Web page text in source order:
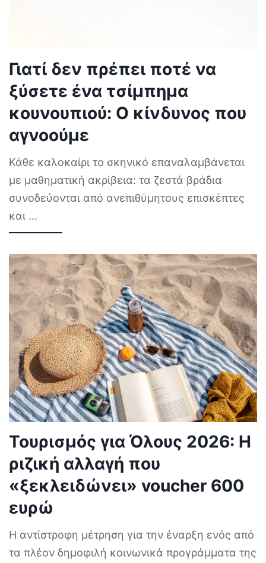
Γιατί δεν πρέπει ποτέ να
ξύσετε ένα τσίμπημα
κουνουπιού: Ο κίνδυνος που
αγνοούμε
Κάθε καλοκαίρι το σκηνικό επαναλαμβάνεται
με μαθηματική ακρίβεια: τα ζεστά βράδια
συνοδεύονται από ανεπιθύμητους επισκέπτες
και ...
Τουρισμός για Όλους 2026: Η
ριζική αλλαγή που
«ξεκλειδώνει» voucher 600
ευρώ
Η αντίστροφη μέτρηση για την έναρξη ενός από
τα πλέον δημοφιλή κοινωνικά προγράμματα της